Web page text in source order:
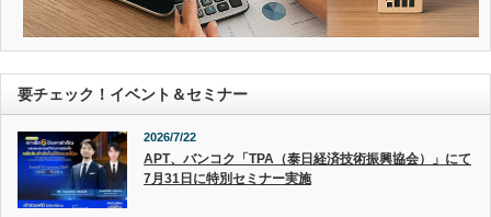
要チェック！イベント＆セミナー
2026/7/22
APT、バンコク「TPA（泰日経済技術振興協会）」にて
7月31日に特別セミナー実施